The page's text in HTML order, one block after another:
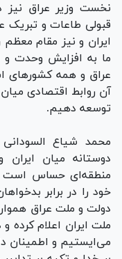
نخست وزیر عراق
قبولی طاعات و
ایران و نیز مقام
ما به افزایش وحدت و
عراق و همه کشور‌های
آن روابط اقتصادی
توسعه دهیم.
محمد شیاع
دوستانه میان
منطقه‌ای حساس است و
خود را در برابر
دولت و ملت عراق
ملت ایران اعلام کرده و
می‌ایستیم و اطمینان